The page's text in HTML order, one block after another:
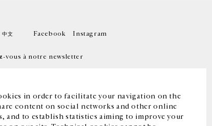
in order to facilitate your navigation on the
content on social networks and other online
and to establish statistics aiming to improve your
中文 Facebook Instagram
vous à notre newsletter